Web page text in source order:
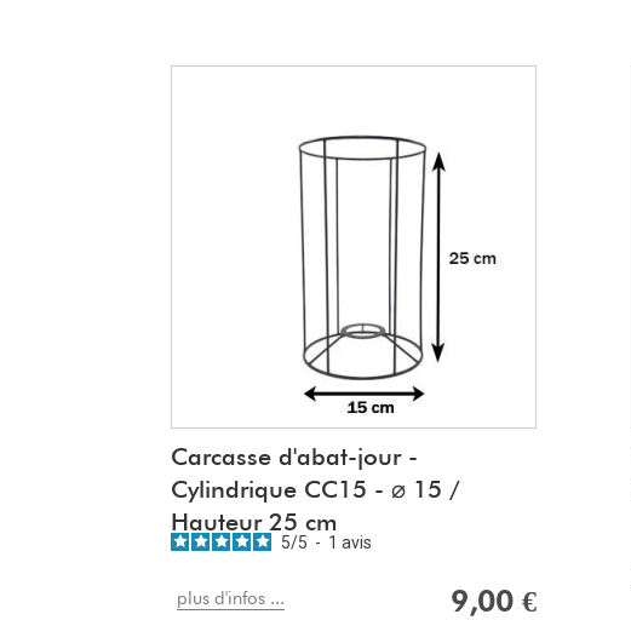
Carcasse d'abat-jour -
Cylindrique CC15 - ⌀ 15 /
Hauteur 25 cm
5/5 - 1 avis
plus d'infos ... 9,00 €